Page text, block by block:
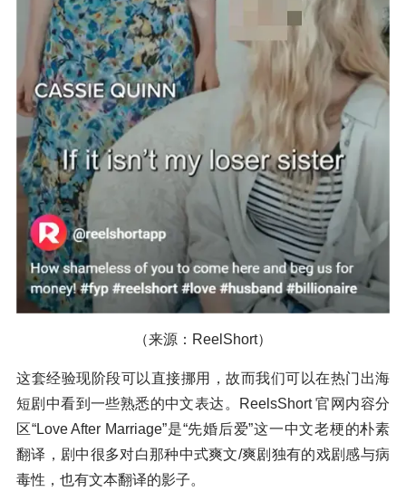
（来源：ReelShort）
这套经验现阶段可以直接挪用，故而我们可以在热门出海
短剧中看到一些熟悉的中文表达。ReelsShort 官网内容分
区“Love After Marriage”是“先婚后爱”这一中文老梗的朴素
翻译，剧中很多对白那种中式爽文/爽剧独有的戏剧感与病
毒性，也有文本翻译的影子。